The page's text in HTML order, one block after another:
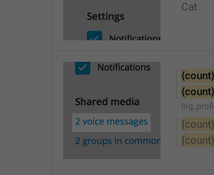
Cat
{count}
{count}
{count}
{count}